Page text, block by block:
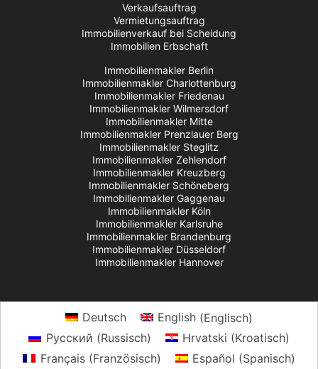
Verkaufsauftrag
Vermietungsauftrag
Immobilienverkauf bei Scheidung
Immobilien Erbschaft
Immobilienmakler Berlin
Immobilienmakler Charlottenburg
Immobilienmakler Friedenau
Immobilienmakler Wilmersdorf
Immobilienmakler Mitte
Immobilienmakler Prenzlauer Berg
Immobilienmakler Steglitz
Immobilienmakler Zehlendorf
Immobilienmakler Kreuzberg
Immobilienmakler Schöneberg
Immobilienmakler Gaggenau
Immobilienmakler Köln
Immobilienmakler Karlsruhe
Immobilienmakler Brandenburg
Immobilienmakler Düsseldorf
Immobilienmakler Hannover
Deutsch English (Englisch)
Русский (Russisch) Hrvatski (Kroatisch)
Français(Französisch) Español (Spanisch)